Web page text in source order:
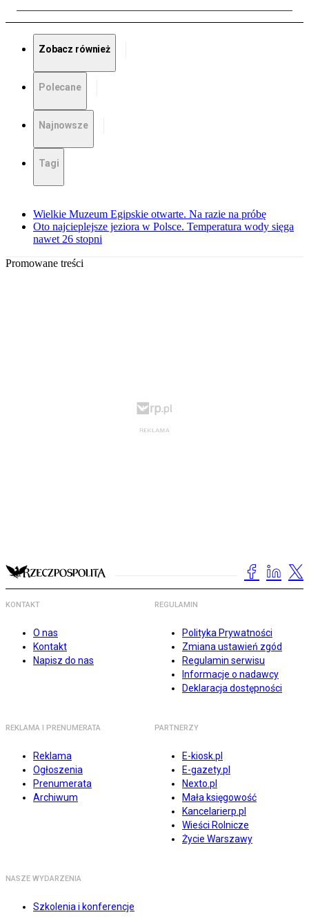
Zobacz również
Polecane
Najnowsze
Tagi
Wielkie Muzeum Egipskie otwarte. Na razie na próbę
Oto najcieplejsze jeziora w Polsce. Temperatura wody sięga
nawet 26 stopni
Promowane treści
KONTAKT
O nas
Kontakt
Napisz do nas
REGULAMIN
Polityka Prywatności
Zmiana ustawień zgód
Regulamin serwisu
Informacje o nadawcy
Deklaracja dostępności
REKLAMA I PRENUMERATA
Reklama
Ogłoszenia
Prenumerata
Archiwum
PARTNERZY
E-kiosk.pl
E-gazety.pl
Nexto.pl
Mała księgowość
Kancelarierp.pl
Wieści Rolnicze
Życie Warszawy
NASZE WYDARZENIA
Szkolenia i konferencje